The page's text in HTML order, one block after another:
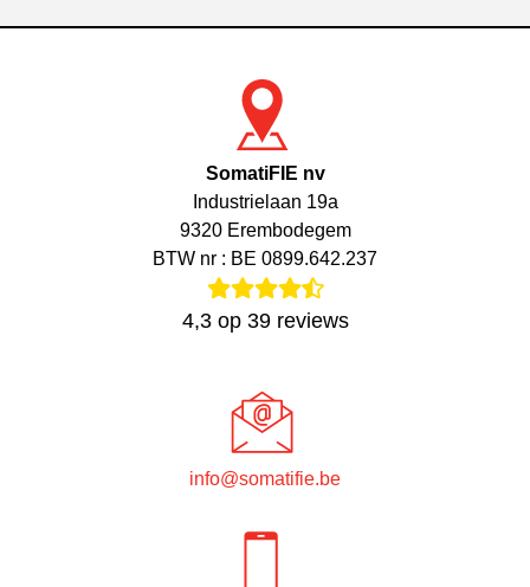
SomatiFIE nv
Industrielaan 19a
9320 Erembodegem
BTW nr : BE 0899.642.237
4,3op 39reviews
info@somatifie.be